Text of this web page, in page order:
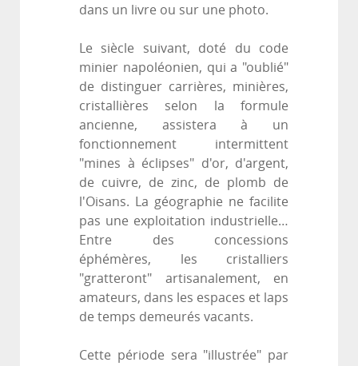
dans un livre ou sur une photo.
Le siècle suivant, doté du code
minier napoléonien, qui a "oublié"
de distinguer carrières, minières,
cristallières selon la formule
ancienne, assistera à un
fonctionnement intermittent
"mines à éclipses" d'or, d'argent,
de cuivre, de zinc, de plomb de
l'Oisans. La géographie ne facilite
pas une exploitation industrielle…
Entre des concessions
éphémères, les cristalliers
"gratteront" artisanalement, en
amateurs, dans les espaces et laps
de temps demeurés vacants.
Cette période sera "illustrée" par